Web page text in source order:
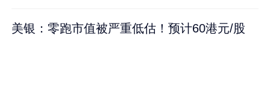
美银：零跑市值被严重低估！预计60港元/股